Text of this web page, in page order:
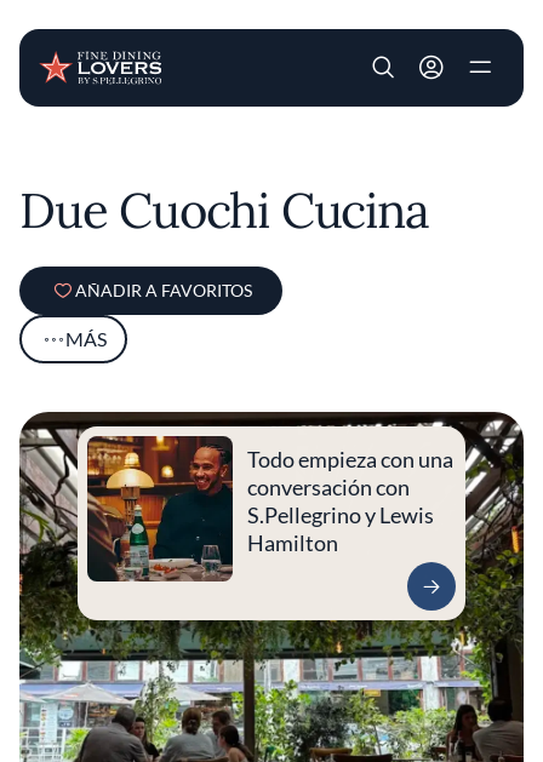
User account
Due Cuochi Cucina
AÑADIR A FAVORITOS
MÁS
Todo empieza con una
conversación con
S.Pellegrino y Lewis
Hamilton